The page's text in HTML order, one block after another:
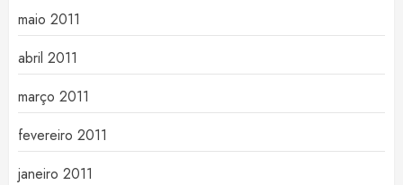
maio 2011
abril 2011
março 2011
fevereiro 2011
janeiro 2011